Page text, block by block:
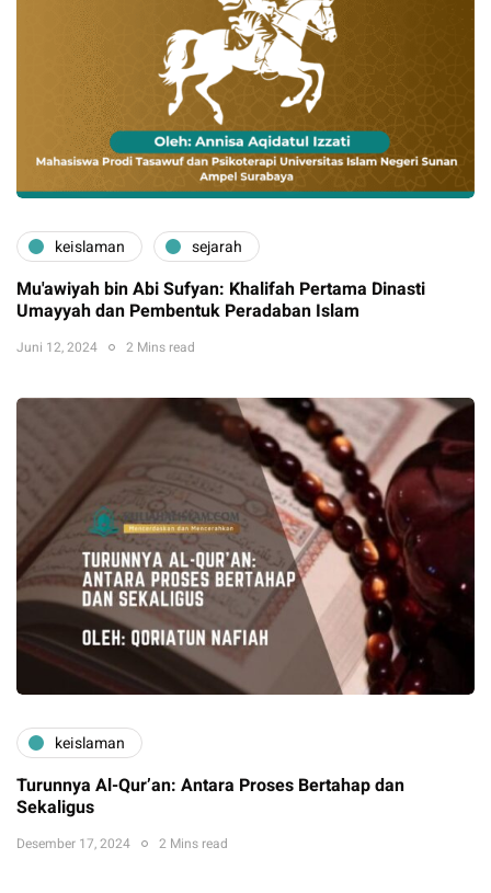
keislaman sejarah
Mu'awiyah bin Abi Sufyan: Khalifah Pertama Dinasti
Umayyah dan Pembentuk Peradaban Islam
Juni 12, 2024 2 Mins read
keislaman
Turunnya Al-Qur’an: Antara Proses Bertahap dan
Sekaligus
Desember 17, 2024 2 Mins read